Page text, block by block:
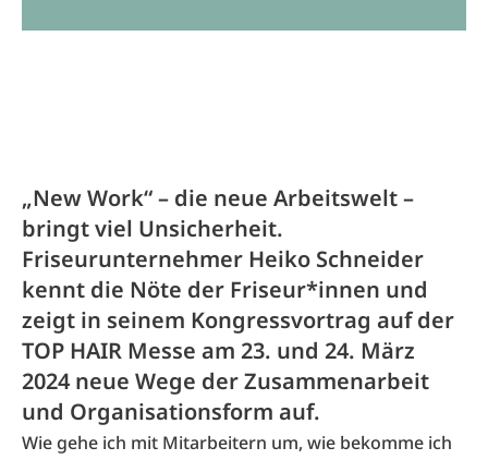
„New Work“ – die neue Arbeitswelt –
bringt viel Unsicherheit.
Friseurunternehmer Heiko Schneider
kennt die Nöte der Friseur*innen und
zeigt in seinem Kongressvortrag auf der
TOP HAIR Messe am 23. und 24. März
2024 neue Wege der Zusammenarbeit
und Organisationsform auf.
Wie gehe ich mit Mitarbeitern um, wie bekomme ich